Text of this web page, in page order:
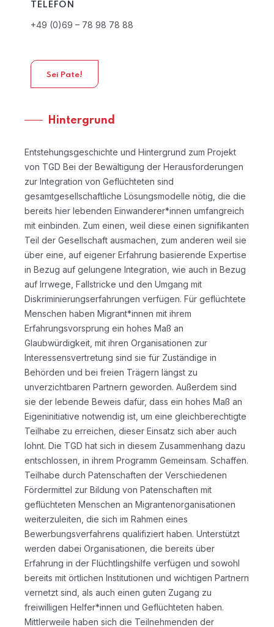
TELEFON
+49 (0)69 – 78 98 78 88
Sei Pate!
Hintergrund
Entstehungsgeschichte und Hintergrund zum Projekt
von TGD Bei der Bewältigung der Herausforderungen
zur Integration von Geflüchteten sind
gesamtgesellschaftliche Lösungsmodelle nötig, die die
bereits hier lebenden Einwanderer*innen umfangreich
mit einbinden. Zum einen, weil diese einen signifikanten
Teil der Gesellschaft ausmachen, zum anderen weil sie
über eine, auf eigener Erfahrung basierende Expertise
in Bezug auf gelungene Integration, wie auch in Bezug
auf Irrwege, Fallstricke und den Umgang mit
Diskriminierungserfahrungen verfügen. Für geflüchtete
Menschen haben Migrant*innen mit ihrem
Erfahrungsvorsprung ein hohes Maß an
Glaubwürdigkeit, mit ihren Organisationen zur
Interessensvertretung sind sie für Zuständige in
Behörden und bei freien Trägern längst zu
unverzichtbaren Partnern geworden. Außerdem sind
sie der lebende Beweis dafür, dass ein hohes Maß an
Eigeninitiative notwendig ist, um eine gleichberechtigte
Teilhabe zu erreichen, dieser Einsatz sich aber auch
lohnt. Die TGD hat sich in diesem Zusammenhang dazu
entschlossen, in ihrem Programm Gemeinsam. Schaffen.
Teilhabe durch Patenschaften der Verschiedenen
Fördermittel zur Bildung von Patenschaften mit
geflüchteten Menschen an Migrantenorganisationen
weiterzuleiten, die sich im Rahmen eines
Bewerbungsverfahrens qualifiziert haben. Unterstützt
werden dabei Organisationen, die bereits über
Erfahrung in der Flüchtlingshilfe verfügen und sowohl
bereits mit örtlichen Institutionen und wichtigen Partnern
vernetzt sind, als auch einen guten Zugang zu
freiwilligen Helfer*innen und Geflüchteten haben.
Mittlerweile haben sich die Teilnehmenden der